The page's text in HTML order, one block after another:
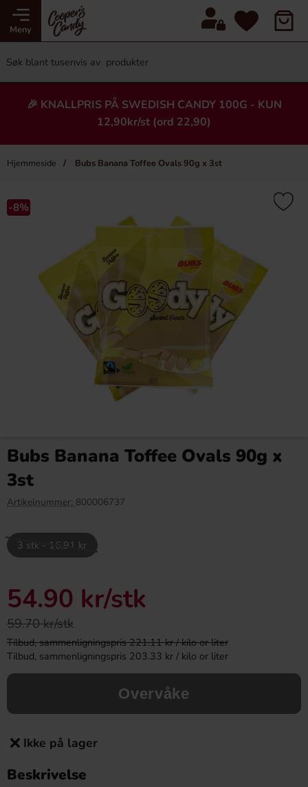
Meny
🎉 KNALLPRIS PÅ SWEDISH CANDY 100G - KUN
12,90kr/st (ord 22,90)
Hjemmeside Bubs Banana Toffee Ovals 90g x 3st
Heading
×
Köp
Blåbär 40g
46.90 kr
-8%
Bubs Banana Toffee Ovals 90g x
3st
Artikelnummer: 800006737
3 stk - 16.91 kr
54.90 kr/stk
59.70 kr/stk
Tilbud, sammenligningspris 221.11 kr / kilo or liter
Tilbud, sammenligningspris 203.33 kr / kilo or liter
Overvåke
Ikke på lager
Beskrivelse